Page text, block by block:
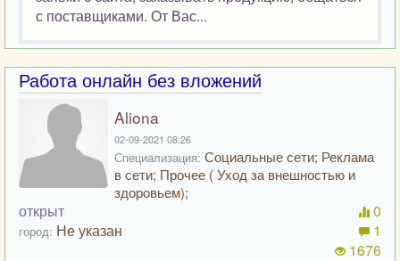
с поставщиками. От Вас...
Работа онлайн без вложений
Aliona
02-09-2021 08:26
Специализация: Социальные сети; Реклама
в сети; Прочее ( Уход за внешностью и
здоровьем);
открыт
город: Не указан
0
1
1676